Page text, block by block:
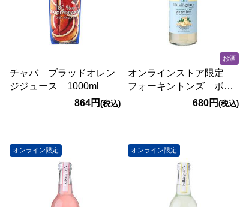
チャバ ブラッドオレン
ジジュース 1000ml
864円(税込)
お酒
オンラインストア限定
フォーキントンズ ボト
ル ジンジャービア
680円 (税込)
オンライン限定 オンライン限定